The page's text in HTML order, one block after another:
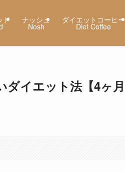
ド ナッシュ
Nosh
ダイエットコーヒー
Diet Coffee
ダイエット法【4ヶ月